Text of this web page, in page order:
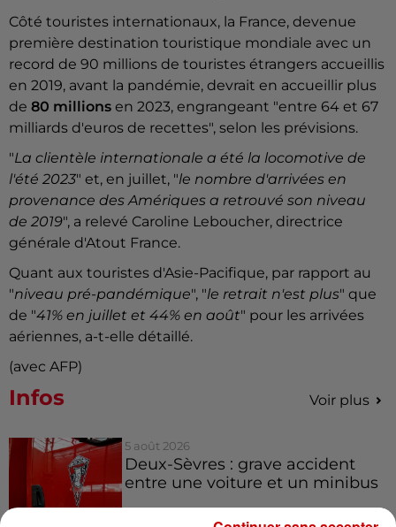
Côté touristes internationaux, la France, devenue
première destination touristique mondiale avec un
record de 90 millions de touristes étrangers accueillis
en 2019, avant la pandémie, devrait en accueillir plus
de 80 millions en 2023, engrangeant "entre 64 et 67
milliards d'euros de recettes", selon les prévisions.
"La clientèle internationale a été la locomotive de
l'été 2023" et, en juillet, "le nombre d'arrivées en
provenance des Amériques a retrouvé son niveau
de 2019", a relevé Caroline Leboucher, directrice
générale d'Atout France.
Quant aux touristes d'Asie-Pacifique, par rapport au
"niveau pré-pandémique", "le retrait n'est plus" que
de "41% en juillet et 44% en août" pour les arrivées
aériennes, a-t-elle détaillé.
(avec AFP)
Infos Voir plus
5 août 2026
Deux-Sèvres : grave accident
entre une voiture et un minibus